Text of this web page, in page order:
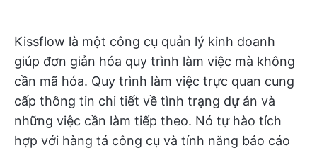
Kissflow là một công cụ quản lý kinh doanh
giúp đơn giản hóa quy trình làm việc mà không
cần mã hóa. Quy trình làm việc trực quan cung
cấp thông tin chi tiết về tình trạng dự án và
những việc cần làm tiếp theo. Nó tự hào tích
hợp với hàng tá công cụ và tính năng báo cáo